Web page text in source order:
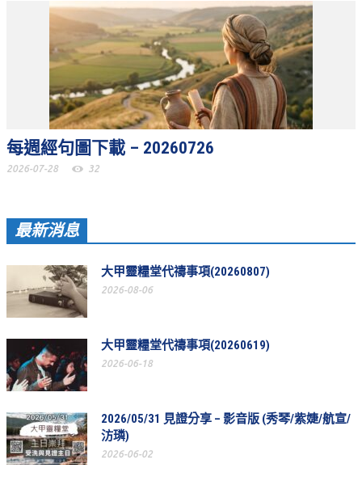
良善小組
溫柔小組
大安小組
上騰小組
松柏牧區
旺得福小組
教會代禱
小組代禱
其他代禱
會友服務
靈修進度
主日服事表
每週經句圖下載 – 20260726
2026-07-28 32
最新消息
大甲靈糧堂代禱事項(20260807)
2026-08-06
大甲靈糧堂代禱事項(20260619)
2026-06-18
2026/05/31 見證分享 – 影音版 (秀琴/紫婕/航宣/
汸璘)
2026-06-02